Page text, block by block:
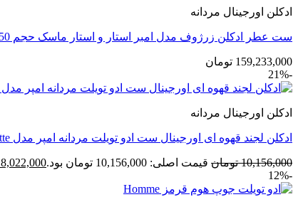
ادکلن اورجینال مردانه
ست عطر ادکلن زرژوف مدل امبر استار و استار ماسک حجم 50 میل مجموعه 2 عددی
159,233,000 تومان
-21%
ادکلن اورجینال مردانه
ادکلن لجند قهوه ای اورجینال ست ادو تویلت مردانه امپر مدل Emper Legend Eau De Toilette
10,156,000 تومان قیمت اصلی: 10,156,000 تومان بود. 8,022,000
-12%